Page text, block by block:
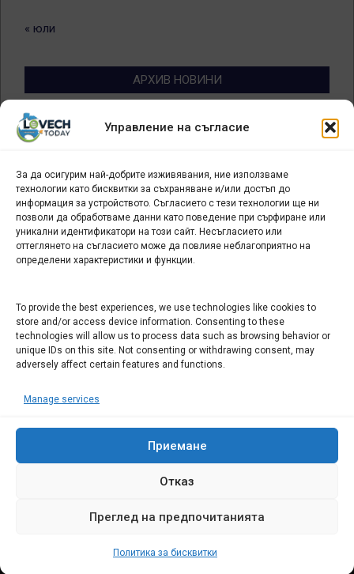
Управление на съгласие
За да осигурим най-добрите изживявания, ние използваме
технологии като бисквитки за съхраняване и/или достъп до
информация за устройството. Съгласието с тези технологии ще ни
позволи да обработваме данни като поведение при сърфиране или
уникални идентификатори на този сайт. Несъгласието или
оттеглянето на съгласието може да повлияе неблагоприятно на
определени характеристики и функции.
To provide the best experiences, we use technologies like cookies to
store and/or access device information. Consenting to these
technologies will allow us to process data such as browsing behavior or
unique IDs on this site. Not consenting or withdrawing consent, may
adversely affect certain features and functions.
Manage services
Приемане
Отказ
Преглед на предпочитанията
Политика за бисквитки
« юли
АРХИВ НОВИНИ
Архив
новини
БИЗНЕС
Арт галерия "Мостове" – магазин за изкуство
СЕВЕРОЗАПАДА ИНФОРМАЦИОНЕН БИЗНЕС
ТУРИСТИЧЕСКИ КЛЪСТЕР
ИНСТИТУЦИИ В ЛОВЕЧ
Административен съд Ловеч
Областна администрация Ловеч
ОДМВР Ловеч
Окръжен съд Ловеч
"Иванов Комюникейшънс" ЕООД Всички права запазени